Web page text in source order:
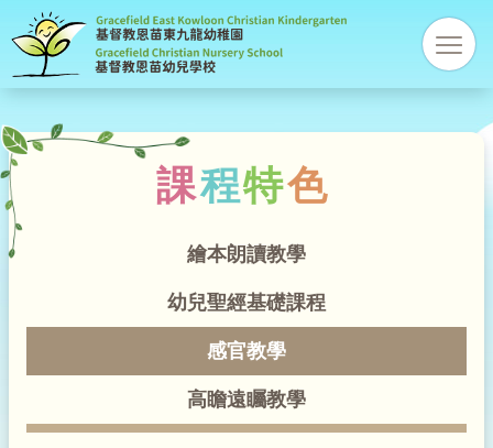
res
督
教
稚
園
課程特色
繪本朗讀教學
幼兒聖經基礎課程
感官教學
高瞻遠矚教學